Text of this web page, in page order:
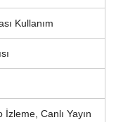
Kullanım
Canlı Yayın